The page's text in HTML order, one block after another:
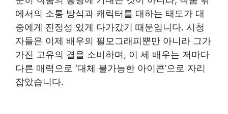
에서의 소통 방식과 캐릭터를 대하는 태도가 대
중에게 진정성 있게 다가갔기 때문입니다. 시청
자들은 이제 배우의 필모그래피뿐만 아니라 그가
가진 고유의 결을 소비하며, 이 세 배우는 저마다
다른 매력으로 ‘대체 불가능한 아이콘’으로 자리
잡았습니다.